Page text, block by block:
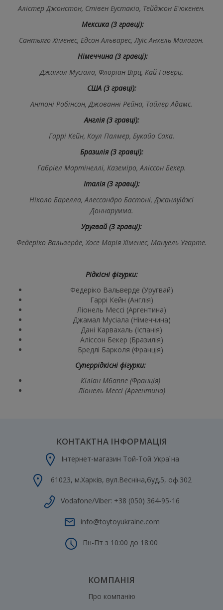
Алістер Джонстон, Стівен Еустакіо, Тейджон Б'юкенен.
Мексика (3 гравці):
Сантьяго Хіменес, Едсон Альварес, Луїс Анхель Малагон.
Німеччина (3 гравці):
Джамал Мусіала, Флоріан Вірц, Кай Гаверц.
США (3 гравці):
Антоні Робінсон, Джованні Рейна, Тайлер Адамс.
Англія (3 гравці):
Гаррі Кейн, Коул Палмер, Букайо Сака.
Бразилія (3 гравці):
Габріел Мартінеллі, Каземіро, Аліссон Бекер.
Італія (3 гравці):
Ніколо Барелла, Алессандро Бастоні, Джанлуїджі
Доннарумма.
Уругвай (3 гравці):
Федеріко Вальверде, Хосе Марія Хіменес, Мануель Угарте.
Рідкісні фігурки:
Федеріко Вальверде (Уругвай)
Гаррі Кейн (Англія)
Ліонель Мессі (Аргентина)
Джамал Мусіала (Німеччина)
Дані Карвахаль (Іспанія)
Аліссон Бекер (Бразилія)
Бредлі Барколя (Франція)
Суперрідкісні фігурки:
Кіліан Мбаппе (Франція)
Ліонель Мессі (Аргентина)
КОНТАКТНА ІНФОРМАЦІЯ
Інтернет-магазин Той-Той Україна
61023, м.Харків, вул.Весніна,буд.5, оф.302
Vodafone/Viber: +38 (050) 364-95-16
info@toytoyukraine.com
Пн-Пт з 10:00 до 18:00
КОМПАНІЯ
Про компанію